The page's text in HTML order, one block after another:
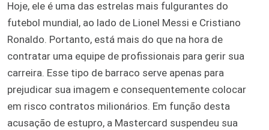
Hoje, ele é uma das estrelas mais fulgurantes do
futebol mundial, ao lado de Lionel Messi e Cristiano
Ronaldo. Portanto, está mais do que na hora de
contratar uma equipe de profissionais para gerir sua
carreira. Esse tipo de barraco serve apenas para
prejudicar sua imagem e consequentemente colocar
em risco contratos milionários. Em função desta
acusação de estupro, a Mastercard suspendeu sua